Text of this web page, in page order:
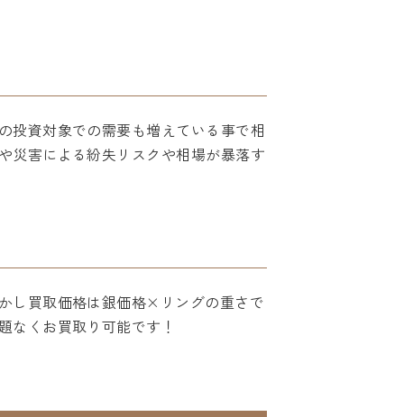
投資対象での需要も増えている事で相
災害による紛失リスクや相場が暴落す
し買取価格は銀価格×リングの重さで
くお買取り可能です！